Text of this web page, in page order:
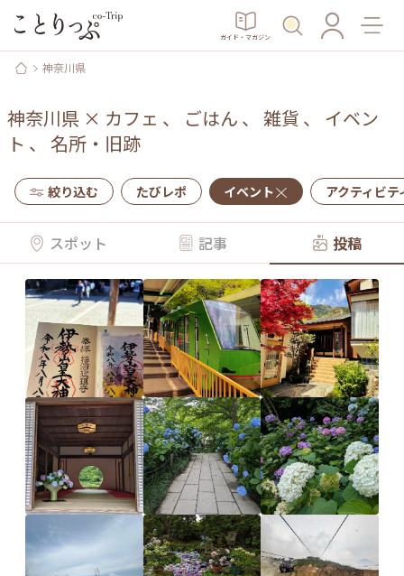
ガイド・マガジン
神奈川県
神奈川県 × カフェ 、 ごはん 、 雑貨 、 イベン
ト 、 名所・旧跡
絞り込む たびレポ イベント アクティビテ
スポット 記事 投稿